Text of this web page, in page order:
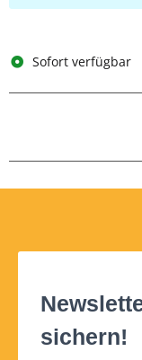
Sofort verfügbar